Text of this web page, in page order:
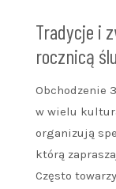
Tradycje i
rocznicą
Obchodzenie
w wielu
organizują
którą
Często